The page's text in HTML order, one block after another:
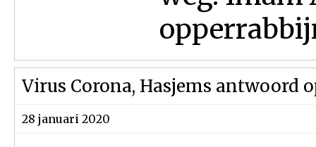
Virus Corona, Hasjems antwoord
28 januari 2020